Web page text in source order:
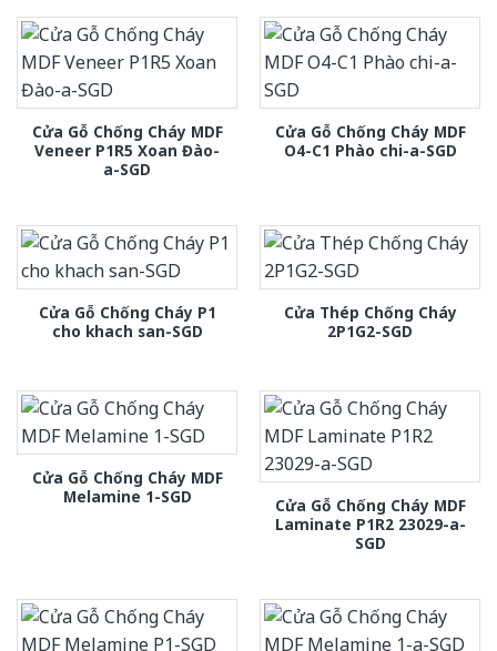
Cửa Gỗ Chống Cháy MDF
Veneer P1R5 Xoan Đào-
a-SGD
Cửa Gỗ Chống Cháy MDF
O4-C1 Phào chi-a-SGD
Cửa Gỗ Chống Cháy P1
cho khach san-SGD
Cửa Thép Chống Cháy
2P1G2-SGD
Cửa Gỗ Chống Cháy MDF
Melamine 1-SGD
Cửa Gỗ Chống Cháy MDF
Laminate P1R2 23029-a-
SGD